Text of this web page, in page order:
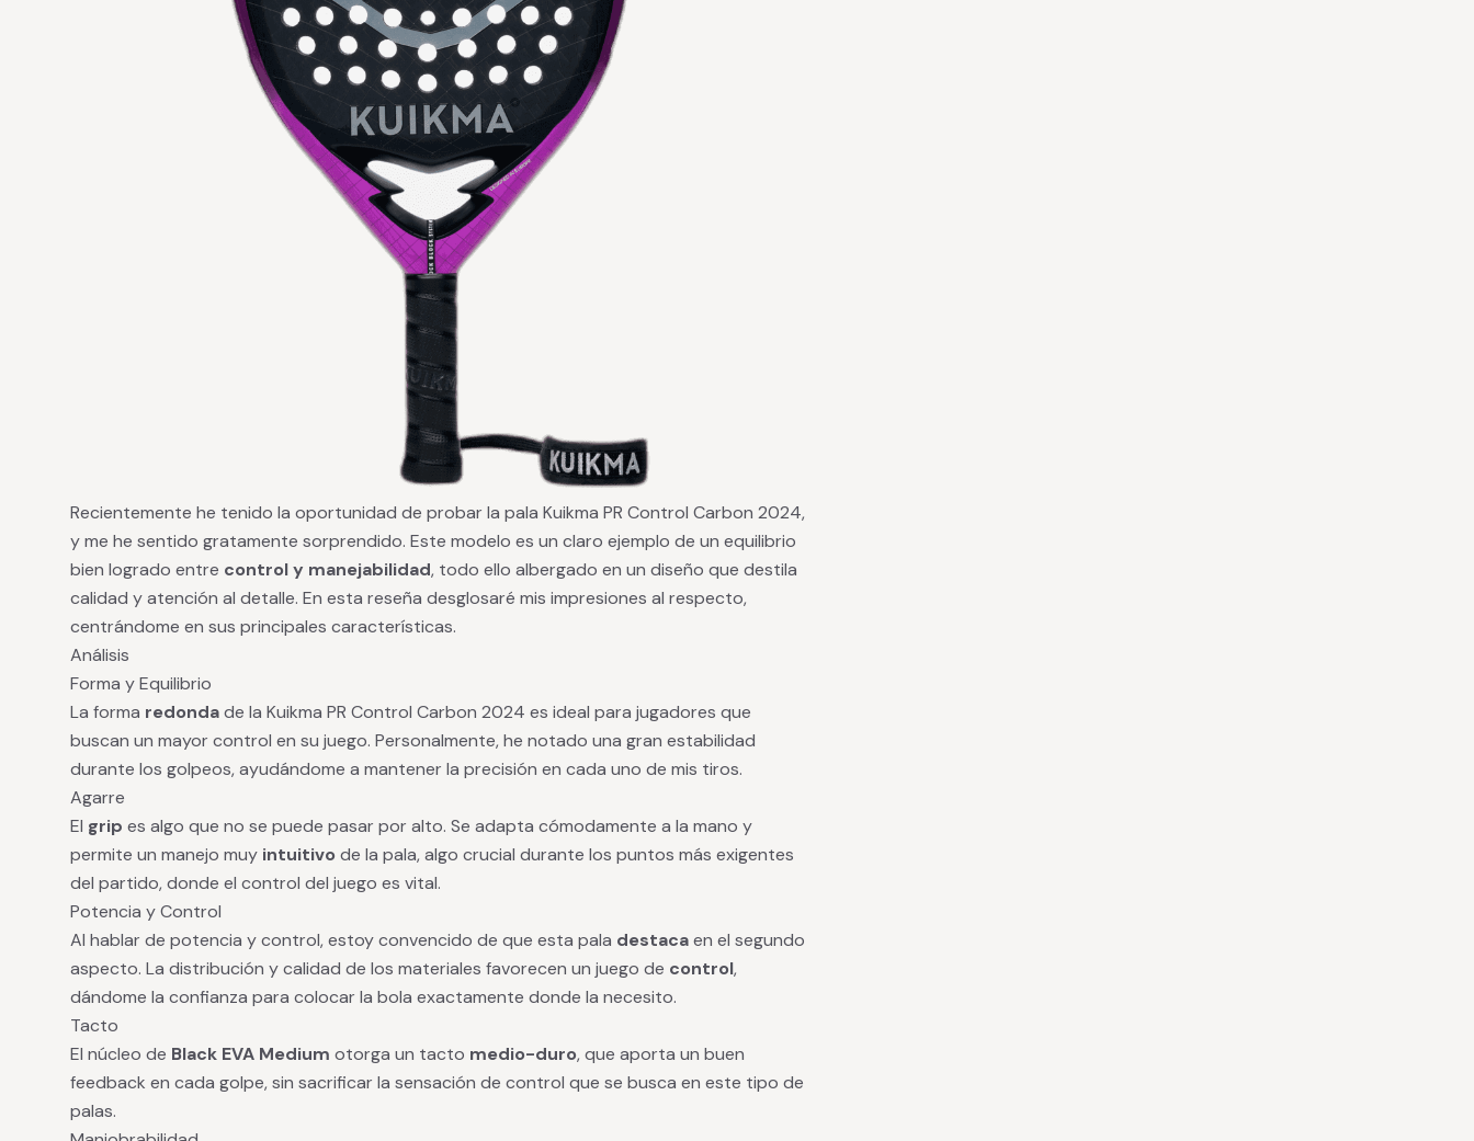
Recientemente he tenido la oportunidad de probar la pala Kuikma PR Control Carbon 2024,
y me he sentido gratamente sorprendido. Este modelo es un claro ejemplo de un equilibrio
bien logrado entre control y manejabilidad, todo ello albergado en un diseño que destila
calidad y atención al detalle. En esta reseña desglosaré mis impresiones al respecto,
centrándome en sus principales características.
Análisis
Forma y Equilibrio
La forma redondade la Kuikma PR Control Carbon 2024 es ideal para jugadores que
buscan un mayor control en su juego. Personalmente, he notado una gran estabilidad
durante los golpeos, ayudándome a mantener la precisión en cada uno de mis tiros.
Agarre
El grip es algo que no se puede pasar por alto. Se adapta cómodamente a la mano y
permite un manejo muy intuitivo de la pala, algo crucial durante los puntos más exigentes
del partido, donde el control del juego es vital.
Potencia y Control
Al hablar de potencia y control, estoy convencido de que esta pala destacaen el segundo
aspecto. La distribución y calidad de los materiales favorecen un juego de control,
dándome la confianza para colocar la bola exactamente donde la necesito.
Tacto
El núcleo de Black EVA Medium otorga un tacto medio-duro, que aporta un buen
feedback en cada golpe, sin sacrificar la sensación de control que se busca en este tipo de
palas.